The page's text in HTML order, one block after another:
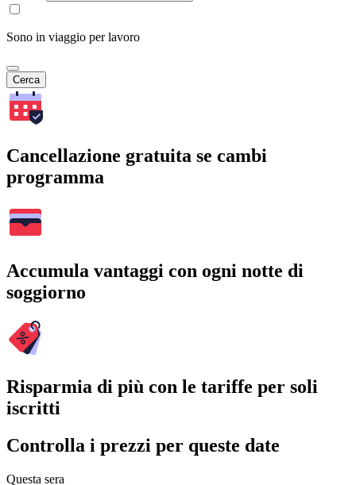
Sono in viaggio per lavoro
Cerca
Cancellazione gratuita se cambi
programma
Accumula vantaggi con ogni notte di
soggiorno
Risparmia di più con le tariffe per soli
iscritti
Controlla i prezzi per queste date
Questa sera